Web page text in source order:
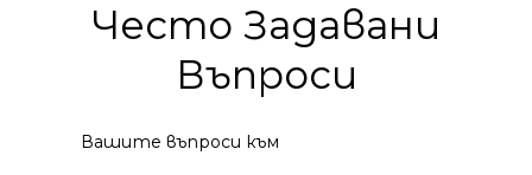
Често Задавани
Въпроси
Вашите въпроси към